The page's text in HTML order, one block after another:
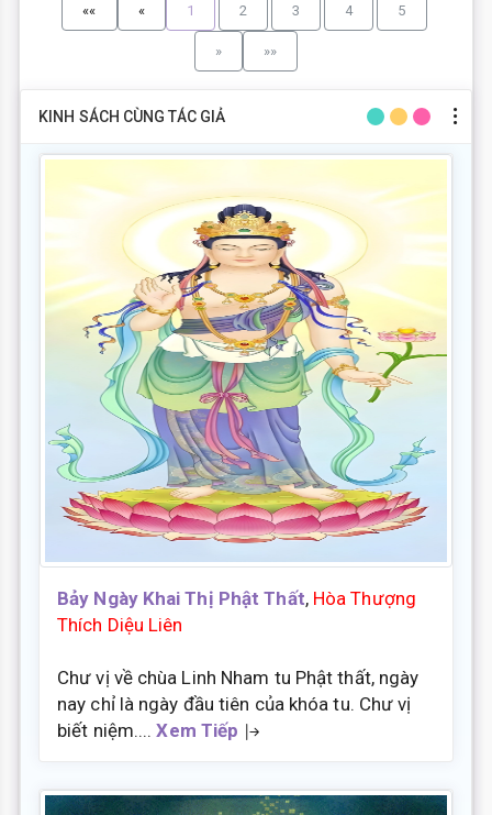
«« « 1 2 3 4 5
» »»
KINH SÁCH CÙNG TÁC GIẢ
Bảy Ngày Khai Thị Phật Thất, Hòa Thượng
Thích Diệu Liên
Chư vị về chùa Linh Nham tu Phật thất, ngày
nay chỉ là ngày đầu tiên của khóa tu. Chư vị
biết niệm....Xem Tiếp